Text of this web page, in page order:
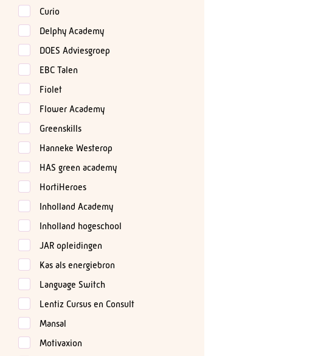
Curio
Delphy Academy
DOES Adviesgroep
EBC Talen
Fiolet
Flower Academy
Greenskills
Hanneke Westerop
HAS green academy
HortiHeroes
Inholland Academy
Inholland hogeschool
JAR opleidingen
Kas als energiebron
Language Switch
Lentiz Cursus en Consult
Mansal
Motivaxion